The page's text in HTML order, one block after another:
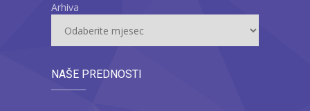
Arhiva
NAŠE PREDNOSTI